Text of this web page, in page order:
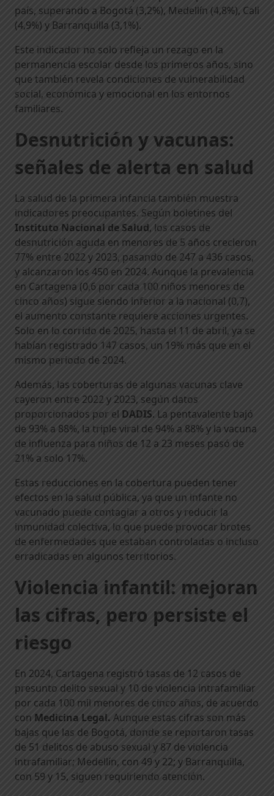
país, superando a Bogotá (3,2%), Medellín (4,8%), Cali
(4,9%) y Barranquilla (3,1%).
Este indicador no solo refleja un rezago en la
permanencia escolar desde los primeros años, sino
que también revela condiciones de vulnerabilidad
social, económica y emocional en los entornos
familiares.
Desnutrición y vacunas:
señales de alerta en salud
La salud de la primera infancia también muestra
indicadores preocupantes. Según boletines del
Instituto Nacional de Salud, los casos de
desnutrición aguda en menores de 5 años crecieron
77% entre 2022 y 2023, pasando de 247 a 436 casos,
y alcanzaron los 450 en 2024. Aunque la prevalencia
en Cartagena (0,6 por cada 100 niños menores de
cinco años) sigue siendo inferior a la nacional (0,7),
el aumento constante requiere acciones urgentes.
Solo en lo corrido de 2025, hasta el 11 de abril, ya se
habían registrado 147 casos, un 19% más que en el
mismo periodo de 2024.
Además, las coberturas de algunas vacunas clave
cayeron entre 2022 y 2023, según datos
proporcionados por el DADIS. La pentavalente bajó
de 93% a 88%, la triple viral de 94% a 88% y la vacuna
de influenza para niños de 12 a 23 meses pasó de
21% a solo 17%.
Estas reducciones en la cobertura pueden tener
efectos en la salud pública, ya que un infante no
vacunado puede contagiar a otros y reducir la
inmunidad colectiva, lo que puede provocar brotes
de enfermedades que estaban controladas o incluso
erradicadas en algunos territorios.
Violencia infantil: mejoran
las cifras, pero persiste el
riesgo
En 2024, Cartagena registró tasas de 12 casos de
presunto delito sexual y 10 de violencia intrafamiliar
por cada 100 mil menores de cinco años, de acuerdo
con Medicina Legal. Aunque estas cifras son más
bajas que las de Bogotá, donde se reportaron tasas
de 51 delitos de abuso sexual y 87 de violencia
intrafamiliar; Medellín, con 49 y 22; y Barranquilla,
con 59 y 15, siguen requiriendo atención.